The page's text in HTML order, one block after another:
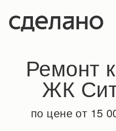
Ремонт
ЖК
по цене от 15